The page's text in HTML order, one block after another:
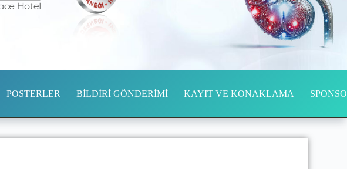
POSTERLER BİLDİRİ GÖNDERİMİ KAYIT VE KONAKLAMA